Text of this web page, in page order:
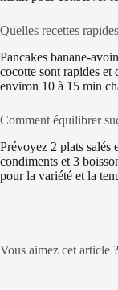
Quelles recettes
Pancakes banane-
cocotte sont rapides et
environ 10 à 15 min
Comment équilibrer
Prévoyez 2 plats salés
condiments et 3
pour la variété et la
Vous aimez cet article